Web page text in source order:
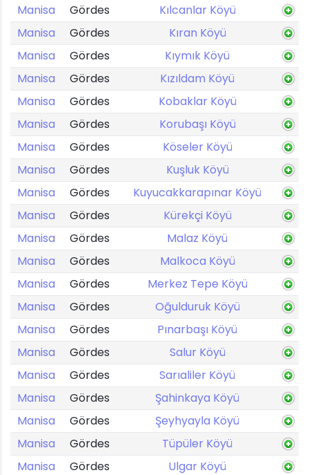
Manisa
Gördes
Kılcanlar Köyü
Manisa
Gördes
Kıran Köyü
Manisa
Gördes
Kıymık Köyü
Manisa
Gördes
Kızıldam Köyü
Manisa
Gördes
Kobaklar Köyü
Manisa
Gördes
Korubaşı Köyü
Manisa
Gördes
Köseler Köyü
Manisa
Gördes
Kuşluk Köyü
Manisa
Gördes
Kuyucakkarapınar Köyü
Manisa
Gördes
Kürekçi Köyü
Manisa
Gördes
Malaz Köyü
Manisa
Gördes
Malkoca Köyü
Manisa
Gördes
Merkez Tepe Köyü
Manisa
Gördes
Oğulduruk Köyü
Manisa
Gördes
Pınarbaşı Köyü
Manisa
Gördes
Salur Köyü
Manisa
Gördes
Sarıaliler Köyü
Manisa
Gördes
Şahinkaya Köyü
Manisa
Gördes
Şeyhyayla Köyü
Manisa
Gördes
Tüpüler Köyü
Manisa
Gördes
Ulgar Köyü